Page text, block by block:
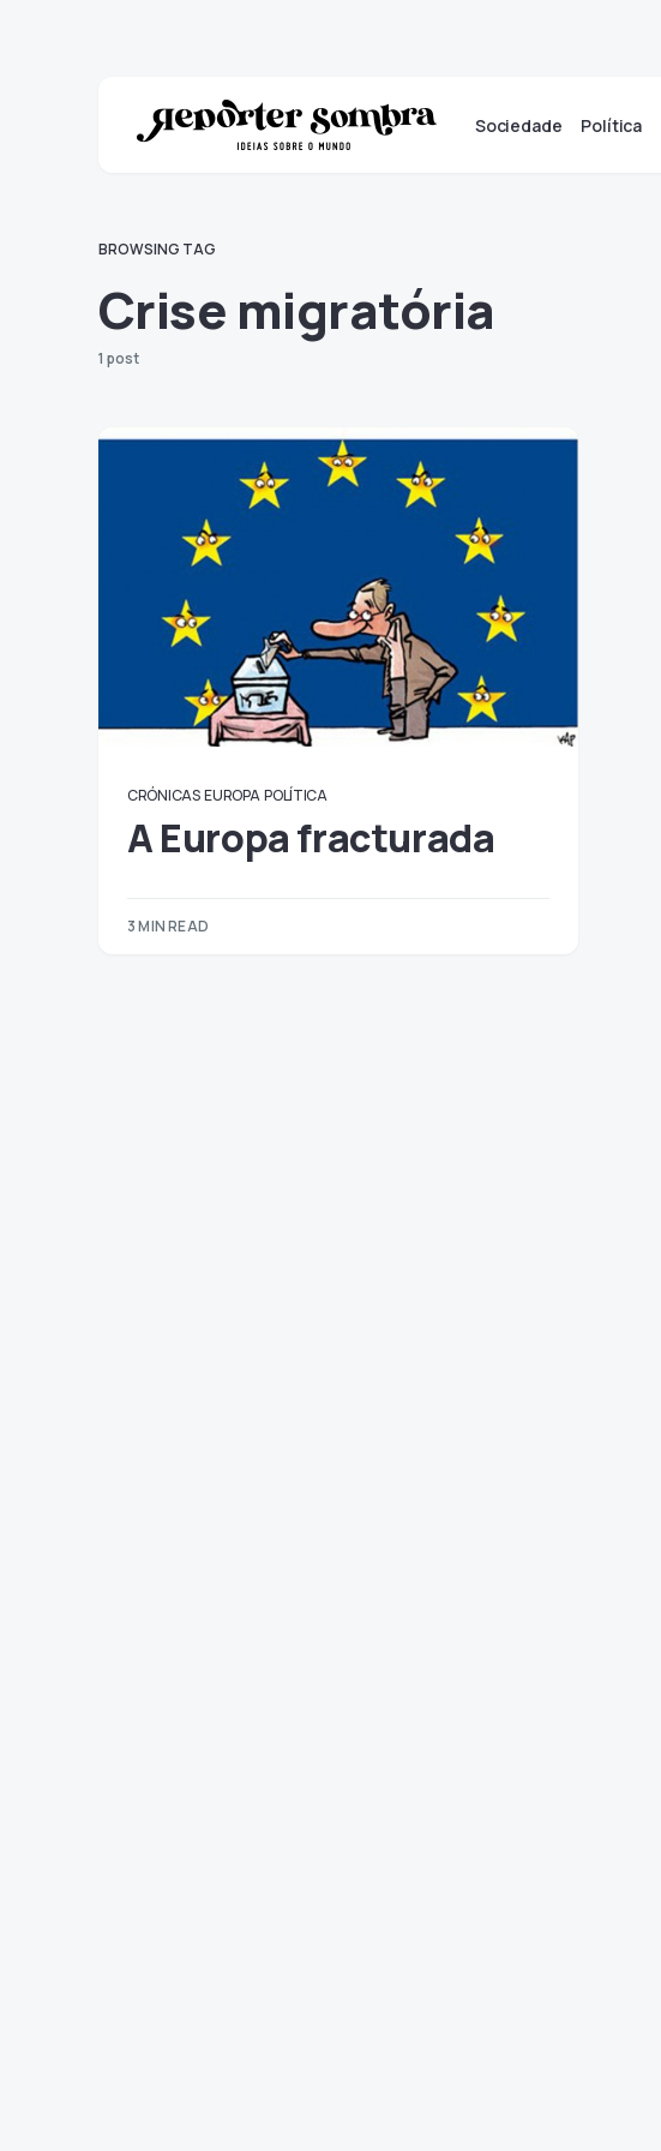
Sociedade Política
BROWSING TAG
Crise migratória
1 post
CRÓNICAS EUROPA POLÍTICA
A Europa fracturada
3 MIN READ